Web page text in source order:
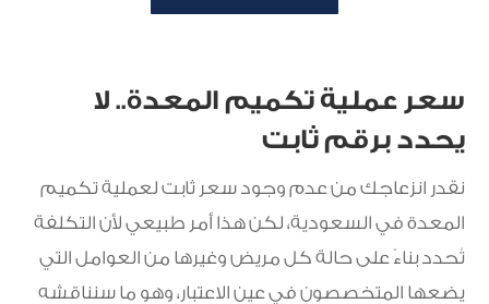
سعر عملية تكميم المعدة.. لا
يحدد برقم ثابت
نقدر انزعاجك من عدم وجود سعر ثابت لعملية تكميم
المعدة في السعودية، لكن هذا أمر طبيعي لأن التكلفة
تُحدد بناءً على حالة كل مريض وغيرها من العوامل التي
يضعها المتخصصون في عين الاعتبار، وهو ما سنناقشه